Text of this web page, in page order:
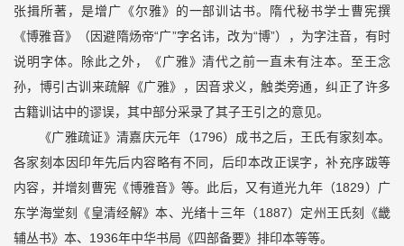
张揖所著，是增广《尔雅》的一部训诂书。隋代秘书学士曹宪撰
《博雅音》（因避隋炀帝“广”字名讳，改为“博”），为字注音，有时
说明字体。除此之外，《广雅》清代之前一直未有注本。至王念
孙，博引古训来疏解《广雅》，因音求义，触类旁通，纠正了许多
古籍训诂中的谬误，其中部分采录了其子王引之的意见。
《广雅疏证》清嘉庆元年（1796）成书之后，王氏有家刻本。
各家刻本因印年先后内容略有不同，后印本改正误字，补充序跋等
内容，并增刻曹宪《博雅音》等。此后，又有道光九年（1829）广
东学海堂刻《皇清经解》本、光绪十三年（1887）定州王氏刻《畿
辅丛书》本、1936年中华书局《四部备要》排印本等等。